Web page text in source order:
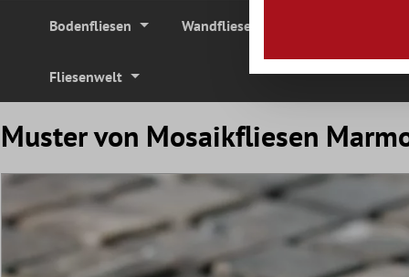
Bodenfliesen Wandfliesen
Fliesenwelt
Muster von Mosaikfliesen